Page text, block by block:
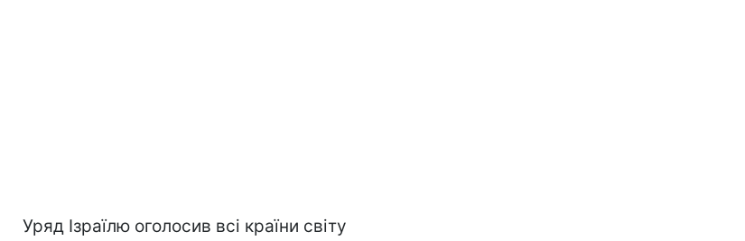
Уряд Ізраїлю оголосив всі країни світу